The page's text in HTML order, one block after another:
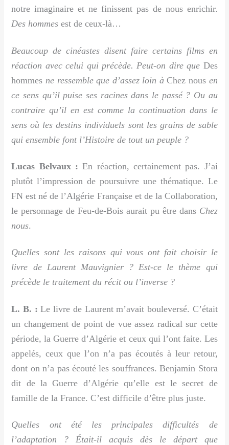
notre imaginaire et ne finissent pas de nous enrichir.
Des hommes est de ceux-là…
Beaucoup de cinéastes disent faire certains films en
réaction avec celui qui précède. Peut-on dire que Des
hommes ne ressemble que d’assez loin àChez nous en
ce sens qu’il puise ses racines dans le passé ? Ou au
contraire qu’il en est comme la continuation dans le
sens où les destins individuels sont les grains de sable
qui ensemble font l’Histoire de tout un peuple ?
Lucas Belvaux :En réaction, certainement pas. J’ai
plutôt l’impression de poursuivre une thématique. Le
FN est né de l’Algérie Française et de la Collaboration,
le personnage de Feu-de-Bois aurait pu être dans Chez
nous.
Quelles sont les raisons qui vous ont fait choisir le
livre de Laurent Mauvignier ? Est-ce le thème qui
précède le traitement du récit ou l’inverse ?
L. B. :Le livre de Laurent m’avait bouleversé. C’était
un changement de point de vue assez radical sur cette
période, la Guerre d’Algérie et ceux qui l’ont faite. Les
appelés, ceux que l’on n’a pas écoutés à leur retour,
dont on n’a pas écouté les souffrances. Benjamin Stora
dit de la Guerre d’Algérie qu’elle est le secret de
famille de la France. C’est difficile d’être plus juste.
Quelles ont été les principales difficultés de
l’adaptation ? Était-il acquis dès le départ que